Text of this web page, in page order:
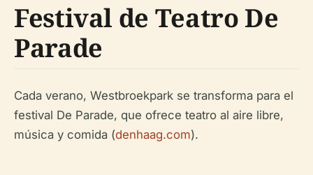
Festival de Teatro De
Parade
Cada verano, Westbroekpark se transforma para el
festival De Parade, que ofrece teatro al aire libre,
música y comida (denhaag.com).